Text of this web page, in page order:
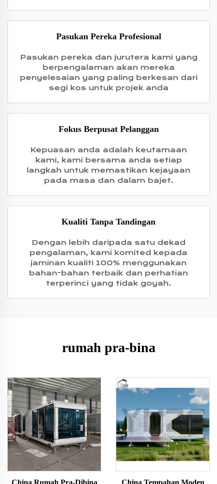
Pasukan Pereka Profesional
Pasukan pereka dan jurutera kami yang
berpengalaman akan mereka
penyelesaian yang paling berkesan dari
segi kos untuk projek anda
Fokus Berpusat Pelanggan
Kepuasan anda adalah keutamaan
kami, kami bersama anda setiap
langkah untuk memastikan kejayaan
pada masa dan dalam bajet.
Kualiti Tanpa Tandingan
Dengan lebih daripada satu dekad
pengalaman, kami komited kepada
jaminan kualiti 100% menggunakan
bahan-bahan terbaik dan perhatian
terperinci yang tidak goyah.
rumah pra-bina
China Rumah Pra-Dibina China Tempahan Moden